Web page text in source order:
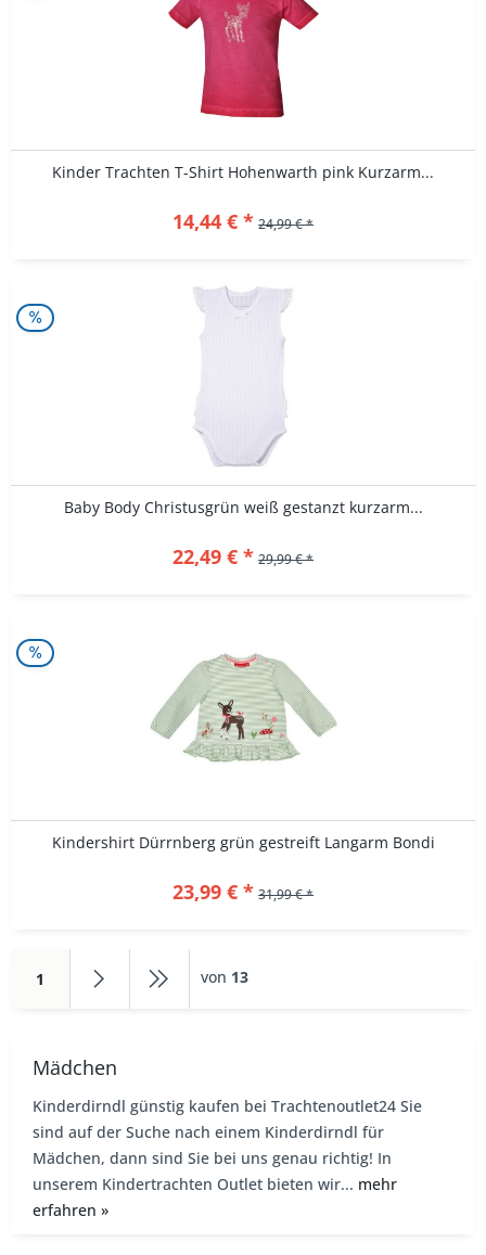
Kinder Trachten T-Shirt Hohenwarth pink Kurzarm...
14,44 € * 24,99 € *
Baby Body Christusgrün weiß gestanzt kurzarm...
22,49 € * 29,99 € *
Kindershirt Dürrnberg grün gestreift Langarm Bondi
23,99 € * 31,99 € *
1 von 13
Mädchen
Kinderdirndl günstig kaufen bei Trachtenoutlet24 Sie
sind auf der Suche nach einem Kinderdirndl für
Mädchen, dann sind Sie bei uns genau richtig! In
unserem Kindertrachten Outlet bieten wir... mehr
erfahren »